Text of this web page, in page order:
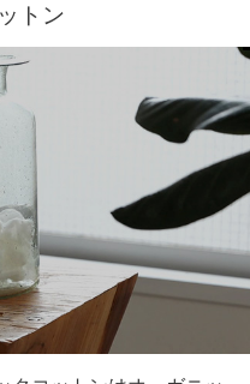
トン